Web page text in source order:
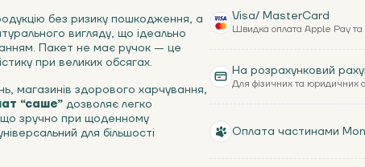
без ризику пошкодження, а
вигляду, що ідеально
Пакет не має ручок — це
при великих обсягах.
магазинів здорового харчування,
“саше” дозволяє легко
зручно при щоденному
для більшості
Visa/ MasterCard
Швидка оплата Apple Pay
На розрахунковий
Для фізичних та юридичних
Оплата частинами